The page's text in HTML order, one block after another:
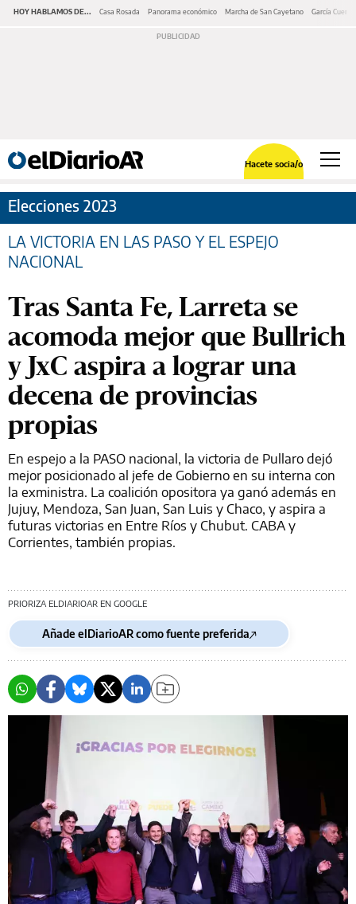
HOY HABLAMOS DE... Casa Rosada Panorama económico Marcha de San Cayetano García Cuerva
Hacete socia/o
Elecciones 2023
LA VICTORIA EN LAS PASO Y EL ESPEJO
NACIONAL
Tras Santa Fe, Larreta se
acomoda mejor que Bullrich
y JxC aspira a lograr una
decena de provincias
propias
En espejo a la PASO nacional, la victoria de Pullaro dejó
mejor posicionado al jefe de Gobierno en su interna con
la exministra. La coalición opositora ya ganó además en
Jujuy, Mendoza, San Juan, San Luis y Chaco, y aspira a
futuras victorias en Entre Ríos y Chubut. CABA y
Corrientes, también propias.
PRIORIZA ELDIARIOAR EN GOOGLE
Añade elDiarioAR como fuente preferida